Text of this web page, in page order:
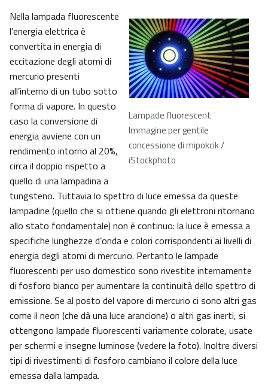
Lampade fluorescent
Immagine per gentile
concessione di mipokcik /
iStockphoto
Nella lampada fluorescente
l’energia elettrica è
convertita in energia di
eccitazione degli atomi di
mercurio presenti
all’interno di un tubo sotto
forma di vapore. In questo
caso la conversione di
energia avviene con un
rendimento intorno al 20%,
circa il doppio rispetto a
quello di una lampadina a
tungsteno. Tuttavia lo spettro di luce emessa da queste
lampadine (quello che si ottiene quando gli elettroni ritornano
allo stato fondamentale) non è continuo: la luce è emessa a
specifiche lunghezze d’onda e colori corrispondenti ai livelli di
energia degli atomi di mercurio. Pertanto le lampade
fluorescenti per uso domestico sono rivestite internamente
di fosforo bianco per aumentare la continuità dello spettro di
emissione. Se al posto del vapore di mercurio ci sono altri gas
come il neon (che dà una luce arancione) o altri gas inerti, si
ottengono lampade fluorescenti variamente colorate, usate
per schermi e insegne luminose (vedere la foto). Inoltre diversi
tipi di rivestimenti di fosforo cambiano il colore della luce
emessa dalla lampada.